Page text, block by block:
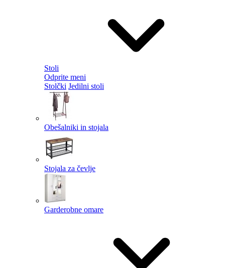
Stoli
Odprite meni
Stolčki Jedilni stoli
Obešalniki in stojala
Stojala za čevlje
Garderobne omare